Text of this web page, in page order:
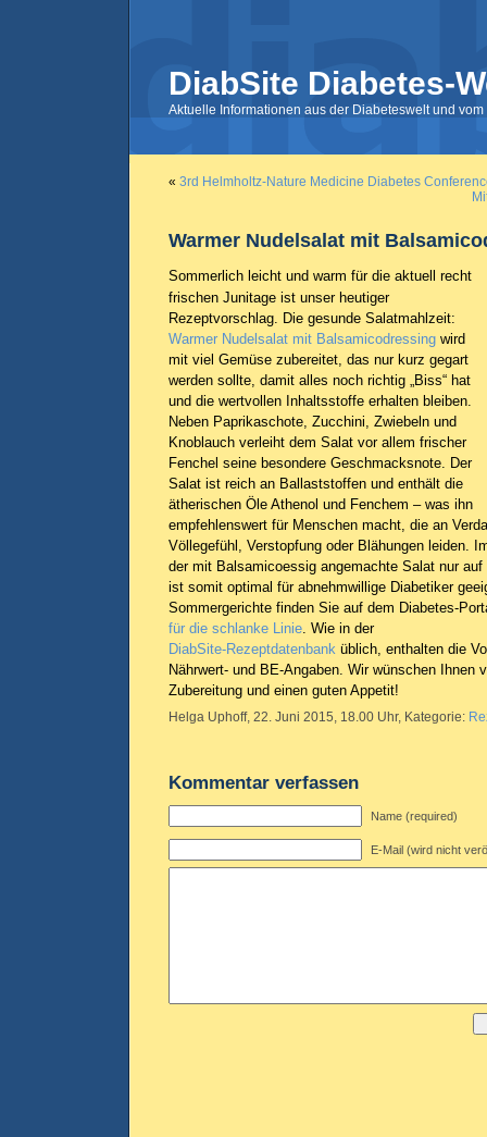
DiabSite Diabetes-
Aktuelle Informationen aus der Diabeteswelt und
« 3rd Helmholtz-Nature Medicine Diabetes
Warmer Nudelsalat mit
Sommerlich leicht und warm für die aktuell recht
frischen Junitage ist unser heutiger
Rezeptvorschlag. Die gesunde Salatmahlzeit:
Warmer Nudelsalat mit Balsamicodressing wird
mit viel Gemüse zubereitet, das nur kurz gegart
werden sollte, damit alles noch richtig „Biss“ hat
und die wertvollen Inhaltsstoffe erhalten bleiben.
Neben Paprikaschote, Zucchini, Zwiebeln und
Knoblauch verleiht dem Salat vor allem frischer
Fenchel seine besondere Geschmacksnote. Der
Salat ist reich an Ballaststoffen und enthält die
ätherischen Öle Athenol und Fenchem – was ihn
empfehlenswert für Menschen macht, die an
Völlegefühl, Verstopfung oder Blähungen leiden.
der mit Balsamicoessig angemachte Salat nur
ist somit optimal für abnehmwillige Diabetiker
Sommergerichte finden Sie auf dem Diabetes-
für die schlanke Linie. Wie in der
DiabSite-Rezeptdatenbank üblich, enthalten die
Nährwert- und BE-Angaben. Wir wünschen Ihnen
Zubereitung und einen guten Appetit!
Helga Uphoff, 22. Juni 2015, 18.00 Uhr, Kategorie:
Kommentar verfassen
Name (required)
E-Mail (wird nicht